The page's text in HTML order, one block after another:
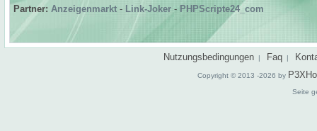
Partner: Anzeigenmarkt - Link-Joker - PHPScripte24_com
Nutzungsbedingungen | Faq |
Copyright © 2013 -2026 by
Seite